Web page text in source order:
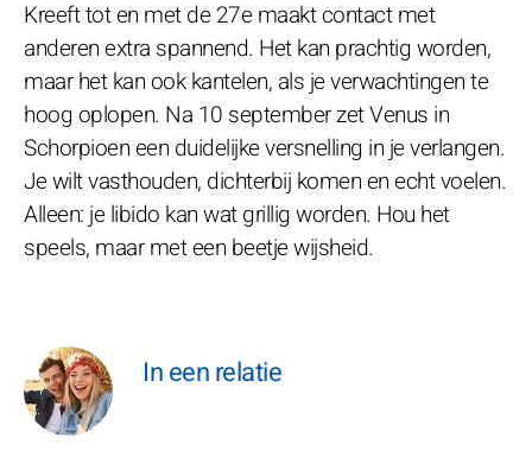
Kreeft tot en met de 27e maakt contact met
anderen extra spannend. Het kan prachtig worden,
maar het kan ook kantelen, als je verwachtingen te
hoog oplopen. Na 10 september zet Venus in
Schorpioen een duidelijke versnelling in je verlangen.
Je wilt vasthouden, dichterbij komen en echt voelen.
Alleen: je libido kan wat grillig worden. Hou het
speels, maar met een beetje wijsheid.
In een relatie